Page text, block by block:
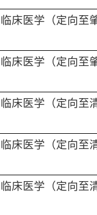
临床医学（定向至
临床医学（定向至
临床医学（定向至
临床医学（定向至
临床医学（定向至